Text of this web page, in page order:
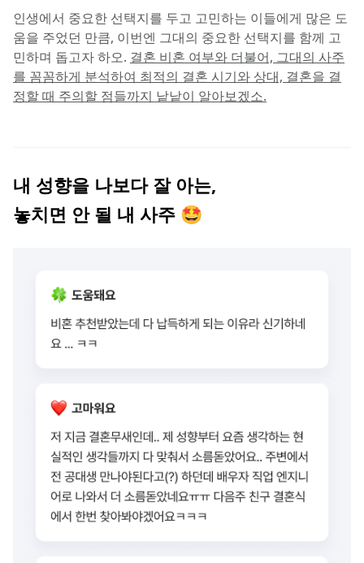
인생에서 중요한 선택지를 두고 고민하는 이들에게 많은 도
움을 주었던 만큼, 이번엔 그대의 중요한 선택지를 함께 고
민하며 돕고자 하오. 결혼 비혼 여부와 더불어, 그대의 사주
를 꼼꼼하게 분석하여 최적의 결혼 시기와 상대, 결혼을 결
정할 때 주의할 점들까지 낱낱이 알아보겠소.
내 성향을 나보다 잘 아는,
놓치면 안 될 내 사주 🤩